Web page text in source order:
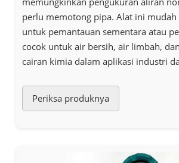
perlu memotong pipa. Alat ini mudah
untuk pemantauan sementara atau
cocok untuk air bersih, air limbah,
cairan kimia dalam aplikasi industri
Periksa produknya